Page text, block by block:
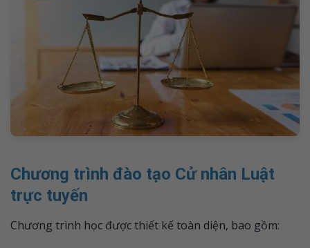
Chương trình đào tạo Cử nhân Luật
trực tuyến
Chương trình học được thiết kế toàn diện, bao gồm: